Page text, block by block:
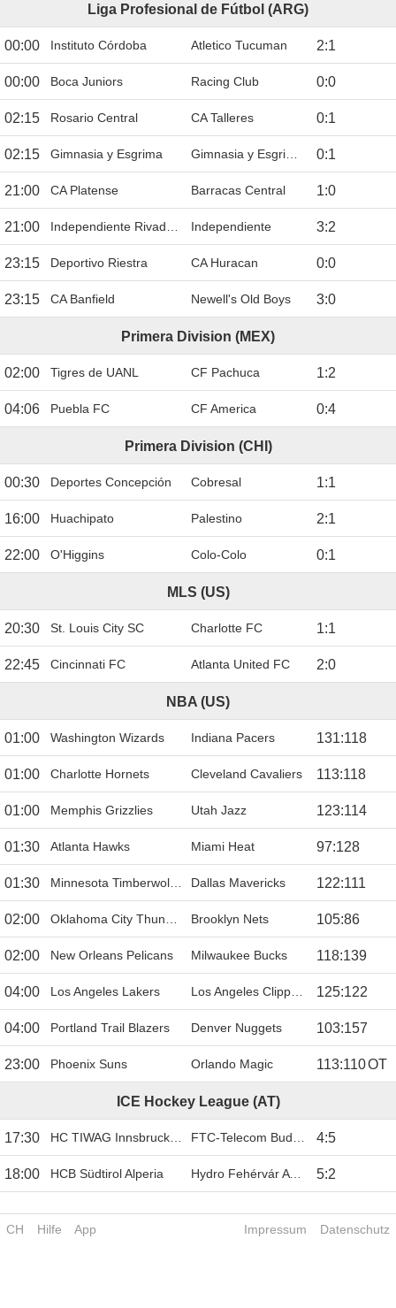
Liga Profesional de Fútbol (ARG)
00:00 Instituto Córdoba Atletico Tucuman 2:1
00:00 Boca Juniors Racing Club 0:0
02:15 Rosario Central CA Talleres 0:1
02:15 Gimnasia y Esgrima Gimnasia y Esgrima La Plata 0:1
21:00 CA Platense Barracas Central 1:0
21:00 Independiente Rivadavia Independiente 3:2
23:15 Deportivo Riestra CA Huracan 0:0
23:15 CA Banfield Newell's Old Boys 3:0
Primera Division (MEX)
02:00 Tigres de UANL CF Pachuca 1:2
04:06 Puebla FC CF America 0:4
Primera Division (CHI)
00:30 Deportes Concepción Cobresal 1:1
16:00 Huachipato Palestino 2:1
22:00 O'Higgins Colo-Colo 0:1
MLS (US)
20:30 St. Louis City SC Charlotte FC 1:1
22:45 Cincinnati FC Atlanta United FC 2:0
NBA (US)
01:00 Washington Wizards Indiana Pacers 131:118
01:00 Charlotte Hornets Cleveland Cavaliers 113:118
01:00 Memphis Grizzlies Utah Jazz 123:114
01:30 Atlanta Hawks Miami Heat 97:128
01:30 Minnesota Timberwolves Dallas Mavericks 122:111
02:00 Oklahoma City Thunder Brooklyn Nets 105:86
02:00 New Orleans Pelicans Milwaukee Bucks 118:139
04:00 Los Angeles Lakers Los Angeles Clippers 125:122
04:00 Portland Trail Blazers Denver Nuggets 103:157
23:00 Phoenix Suns Orlando Magic 113:110OT
ICE Hockey League (AT)
17:30 HC TIWAG Innsbruck - Die Haie FTC-Telecom Budapest 4:5
18:00 HCB Südtirol Alperia Hydro Fehérvár AV19 5:2
CH Hilfe App Impressum Datenschutz